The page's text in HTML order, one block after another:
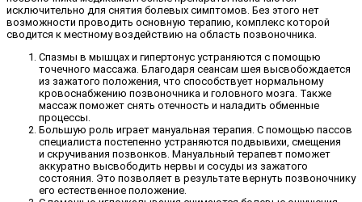
исключительно для снятия болевых симптомов. Без этого нет
возможности проводить основную терапию, комплекс которой
сводится к местному воздействию на область позвоночника.
Спазмы в мышцах и гипертонус устраняются с помощью
точечного массажа. Благодаря сеансам шея высвобождается
из зажатого положения, что способствует нормальному
кровоснабжению позвоночника и головного мозга. Также
массаж поможет снять отечность и наладить обменные
процессы.
Большую роль играет мануальная терапия. С помощью пассов
специалиста постепенно устраняются подвывихи, смещения
и скручивания позвонков. Мануальный терапевт поможет
аккуратно высвободить нервы и сосуды из зажатого
состояния. Это позволяет в результате вернуть позвоночнику
его естественное положение.